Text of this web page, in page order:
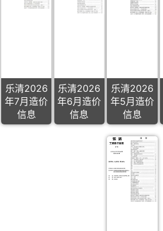
乐清2026
年7月造价
信息
乐清2026
年6月造价
信息
乐清2026
年5月造价
信息